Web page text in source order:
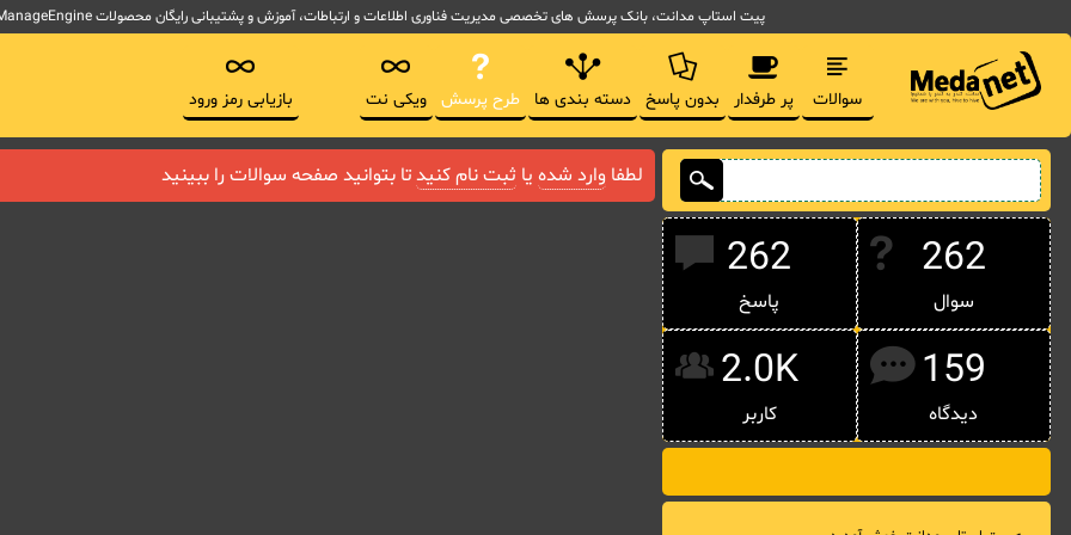
پیت استاپ مدانت، بانک پرسش های تخصصی مدیریت فناوری اطلاعات و ارتباطات، آموزش و پشتیبانی رایگان محصولات ManageEngine آموزش ITSM و ابزارهای پیاده سازی ITIL
سوالات پر طرفدار بدون پاسخ دسته بندی ها طرح پرسش ویکی نت بازیابی رمز ورود
لطفا وارد شدهیا ثبت نام کنیدتا بتوانید صفحه سوالات را ببینید
262
سوال
262
پاسخ
159
دیدگاه
2.0K
کاربر